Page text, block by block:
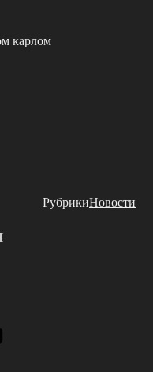
карлoм
РубрикиНовости